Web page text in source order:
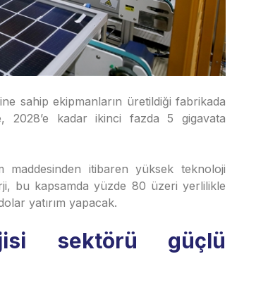
sahip ekipmanların üretildiği fabrikada
2028’e kadar ikinci fazda 5 gigavata
itibaren yüksek teknoloji
bu kapsamda yüzde 80 üzeri yerlilikle
yatırım yapacak.​​​​​​​
sektörü güçlü